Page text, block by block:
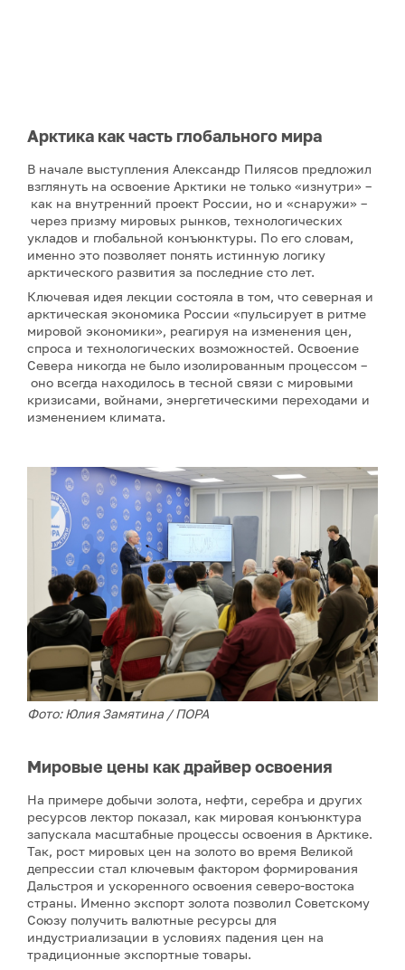
Арктика как часть глобального мира
В начале выступления Александр Пилясов предложил
взглянуть на освоение Арктики не только «изнутри» –
как на внутренний проект России, но и «снаружи» –
через призму мировых рынков, технологических
укладов и глобальной конъюнктуры. По его словам,
именно это позволяет понять истинную логику
арктического развития за последние сто лет.
Ключевая идея лекции состояла в том, что северная и
арктическая экономика России «пульсирует в ритме
мировой экономики», реагируя на изменения цен,
спроса и технологических возможностей. Освоение
Севера никогда не было изолированным процессом –
оно всегда находилось в тесной связи с мировыми
кризисами, войнами, энергетическими переходами и
изменением климата.
Фото: Юлия Замятина / ПОРА
Мировые цены как драйвер освоения
На примере добычи золота, нефти, серебра и других
ресурсов лектор показал, как мировая конъюнктура
запускала масштабные процессы освоения в Арктике.
Так, рост мировых цен на золото во время Великой
депрессии стал ключевым фактором формирования
Дальстроя и ускоренного освоения северо-востока
страны. Именно экспорт золота позволил Советскому
Союзу получить валютные ресурсы для
индустриализации в условиях падения цен на
традиционные экспортные товары.